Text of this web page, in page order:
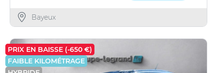
Bayeux
PRIX EN BAISSE (-650 €)
FAIBLE KILOMÉTRAGE